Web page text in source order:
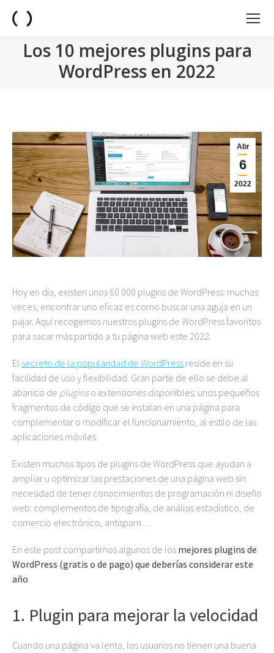
Los 10 mejores plugins para
WordPress en 2022
Abr
6
2022
Hoy en día, existen unos 60 000 plugins de WordPress: muchas
veces, encontrar uno eficaz es como buscar una aguja en un
pajar. Aquí recogemos nuestros plugins de WordPress favoritos
para sacar más partido a tu página web este 2022.
El secreto de la popularidad de WordPress reside en su
facilidad de uso y flexibilidad. Gran parte de ello se debe al
abanico de pluginso extensiones disponibles: unos pequeños
fragmentos de código que se instalan en una página para
complementar o modificar el funcionamiento, al estilo de las
aplicaciones móviles.
Existen muchos tipos de plugins de WordPress que ayudan a
ampliar u optimizar las prestaciones de una página web sin
necesidad de tener conocimientos de programación ni diseño
web: complementos de tipografía, de análisis estadístico, de
comercio electrónico, antispam…
En este post compartimos algunos de los mejores plugins de
WordPress (gratis o de pago) que deberías considerar este
año.
1. Plugin para mejorar la velocidad
Cuando una página va lenta, los usuarios no tienen una buena